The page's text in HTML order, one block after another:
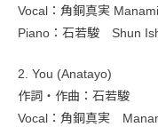
Vocal：角銅真実
Piano：石若駿 Shun
2. You (Anatayo)
作詞・作曲：石若駿
Vocal：角銅真実